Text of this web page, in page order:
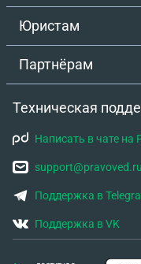
Юристам
Партнёрам
Техническая
Написать в чате на
support@pravoved.ru
Поддержка в
Поддержка в VK